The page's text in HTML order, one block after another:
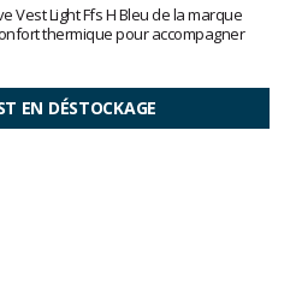
Vest Light Ffs H Bleu de la marque
thermique pour accompagner
EN DÉSTOCKAGE